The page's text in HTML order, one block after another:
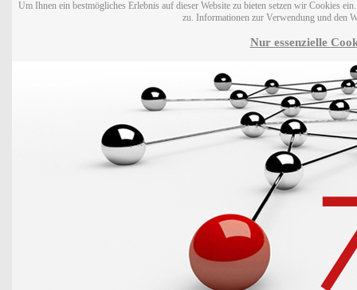
Um Ihnen ein bestmögliches Erlebnis auf dieser Website zu bieten setzen wir Cookies
zu. Informationen zur Verwendung und den
Nur essenzielle